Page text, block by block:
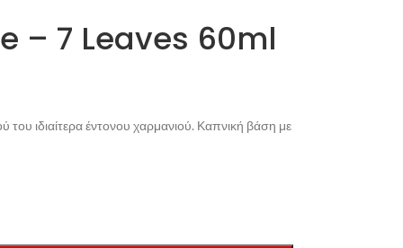
– 7 Leaves 60ml
του ιδιαίτερα έντονου χαρμανιού. Καπνική βάση με